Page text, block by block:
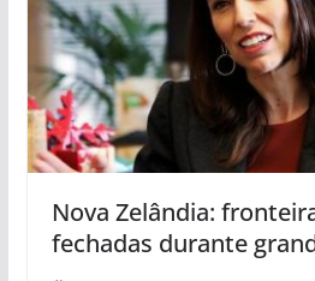
Nova Zelândia:
fechadas durante